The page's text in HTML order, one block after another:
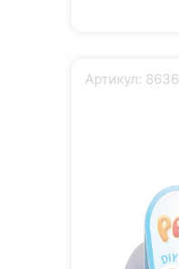
Артикул: 8636